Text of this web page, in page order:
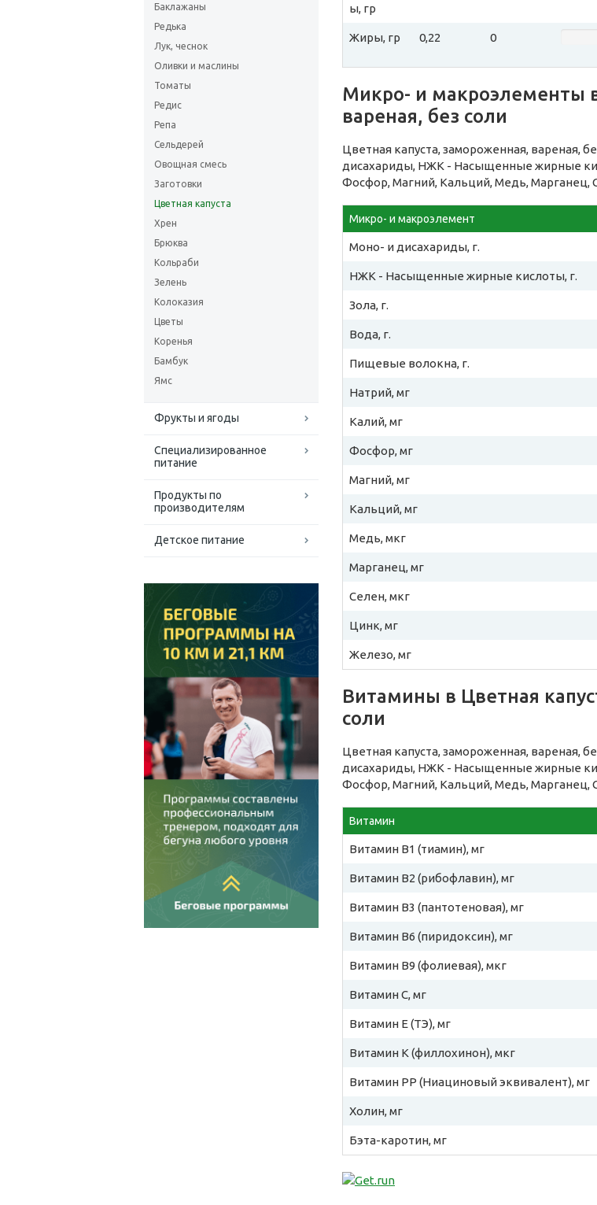
Баклажаны
Редька
Лук, чеснок
Оливки и маслины
Томаты
Редис
Репа
Сельдерей
Овощная смесь
Заготовки
Цветная капуста
Хрен
Брюква
Кольраби
Зелень
Колоказия
Цветы
Коренья
Бамбук
Ямс
Фрукты и ягоды
Специализированное
питание
Продукты по
производителям
Детское питание
ы, гр
Жиры, гр 0,22 0
Микро- и макроэлементы
вареная, без соли
Цветная капуста, замороженная, вареная,
дисахариды, НЖК - Насыщенные жирные
Фосфор, Магний, Кальций, Медь, Марганец,
Микро- и макроэлемент
Моно- и дисахариды, г.
НЖК - Насыщенные жирные кислоты, г.
Зола, г.
Вода, г.
Пищевые волокна, г.
Натрий, мг
Калий, мг
Фосфор, мг
Магний, мг
Кальций, мг
Медь, мкг
Марганец, мг
Селен, мкг
Цинк, мг
Железо, мг
Витамины в Цветная
соли
Цветная капуста, замороженная, вареная,
дисахариды, НЖК - Насыщенные жирные
Фосфор, Магний, Кальций, Медь, Марганец,
Витамин
Витамин B1 (тиамин), мг
Витамин B2 (рибофлавин), мг
Витамин B3 (пантотеновая), мг
Витамин B6 (пиридоксин), мг
Витамин B9 (фолиевая), мкг
Витамин C, мг
Витамин E (ТЭ), мг
Витамин К (филлохинон), мкг
Витамин PP (Ниациновый эквивалент), мг
Холин, мг
Бэта-каротин, мг